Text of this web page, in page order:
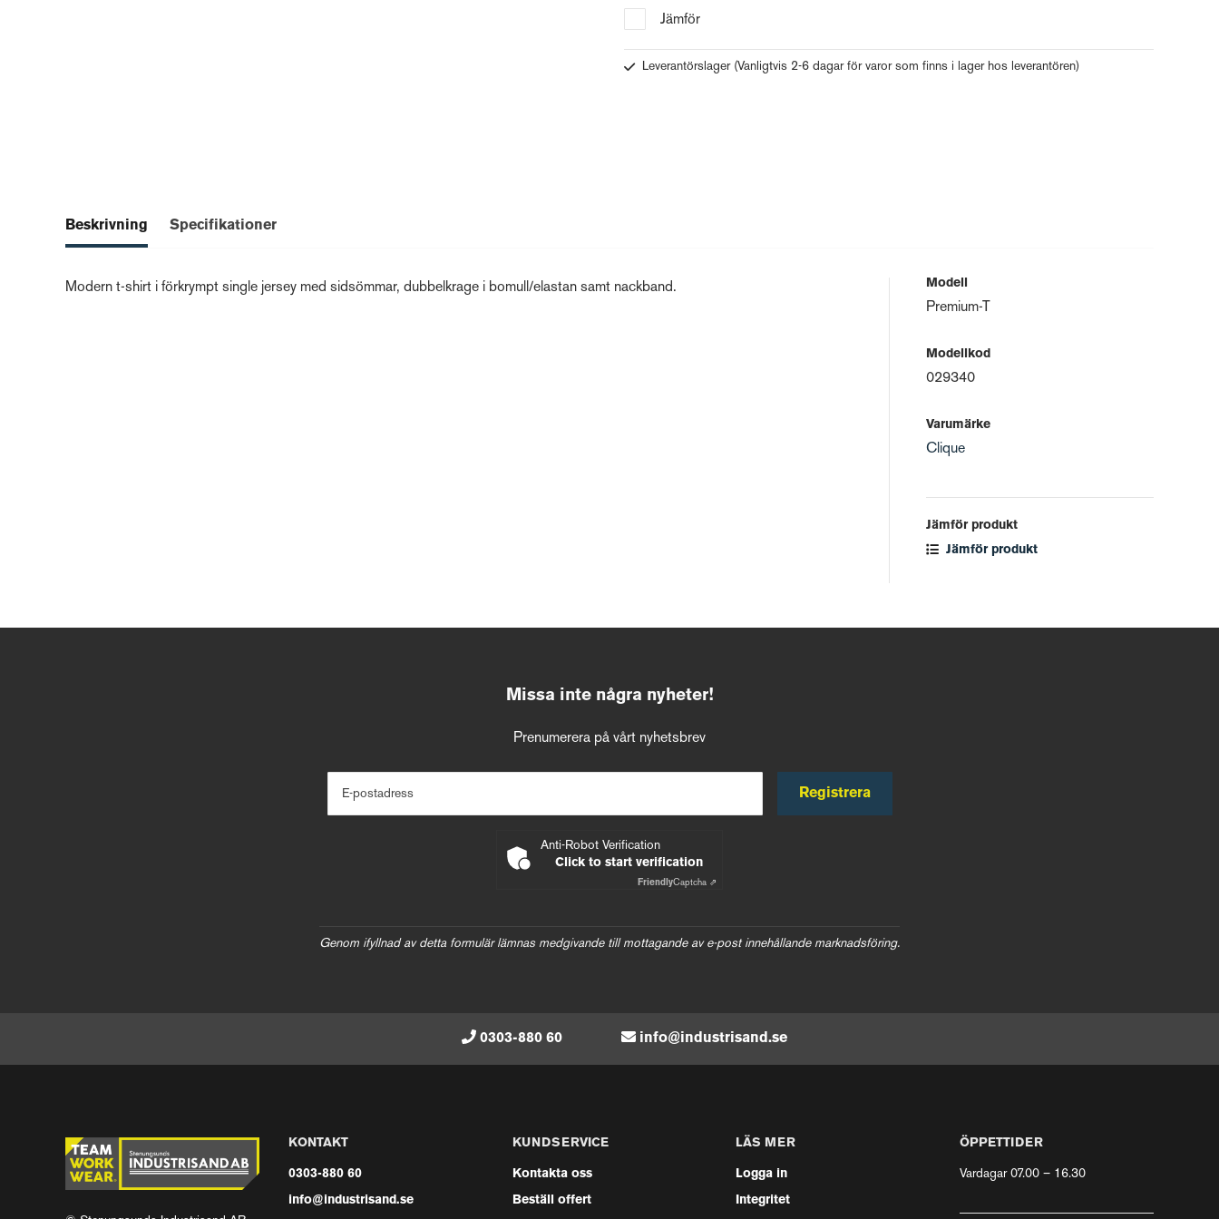
Jämför
Leverantörslager (Vanligtvis 2-6 dagar för varor som finns i lager hos leverantören)
Beskrivning Specifikationer
Modern t-shirt i förkrympt single jersey med sidsömmar, dubbelkrage i bomull/elastan samt nackband. Modell
Premium-T
Modellkod
029340
Varumärke
Clique
Jämför produkt
Jämför produkt
Missa inte några nyheter!
Prenumerera på vårt nyhetsbrev
E-postadress Registrera
Anti-Robot Verification
Click to start verification
FriendlyCaptcha ⇗
Genom ifyllnad av detta formulär lämnas medgivande till mottagande av e-post innehållande marknadsföring.
0303-880 60 info@industrisand.se
KONTAKT
0303-880 60
info@industrisand.se
KUNDSERVICE
Kontakta oss
Beställ offert
LÄS MER
Logga in
Integritet
ÖPPETTIDER
Vardagar 07.00 – 16.30